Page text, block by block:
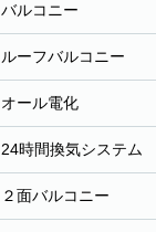
バルコニー
ルーフバルコニー
オール電化
24時間換気システム
２面バルコニー